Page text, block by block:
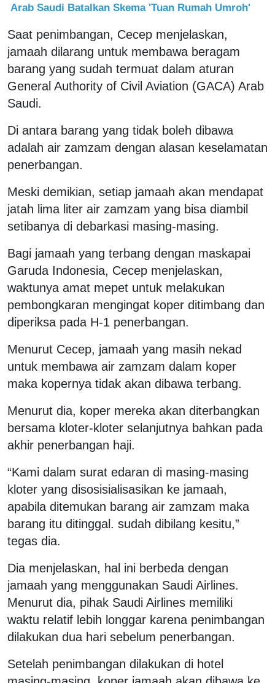
Arab Saudi Batalkan Skema 'Tuan Rumah Umroh'
Saat penimbangan, Cecep menjelaskan,
jamaah dilarang untuk membawa beragam
barang yang sudah termuat dalam aturan
General Authority of Civil Aviation (GACA) Arab
Saudi.
Di antara barang yang tidak boleh dibawa
adalah air zamzam dengan alasan keselamatan
penerbangan.
Meski demikian, setiap jamaah akan mendapat
jatah lima liter air zamzam yang bisa diambil
setibanya di debarkasi masing-masing.
Bagi jamaah yang terbang dengan maskapai
Garuda Indonesia, Cecep menjelaskan,
waktunya amat mepet untuk melakukan
pembongkaran mengingat koper ditimbang dan
diperiksa pada H-1 penerbangan.
Menurut Cecep, jamaah yang masih nekad
untuk membawa air zamzam dalam koper
maka kopernya tidak akan dibawa terbang.
Menurut dia, koper mereka akan diterbangkan
bersama kloter-kloter selanjutnya bahkan pada
akhir penerbangan haji.
“Kami dalam surat edaran di masing-masing
kloter yang disosisialisasikan ke jamaah,
apabila ditemukan barang air zamzam maka
barang itu ditinggal. sudah dibilang kesitu,”
tegas dia.
Dia menjelaskan, hal ini berbeda dengan
jamaah yang menggunakan Saudi Airlines.
Menurut dia, pihak Saudi Airlines memiliki
waktu relatif lebih longgar karena penimbangan
dilakukan dua hari sebelum penerbangan.
Setelah penimbangan dilakukan di hotel